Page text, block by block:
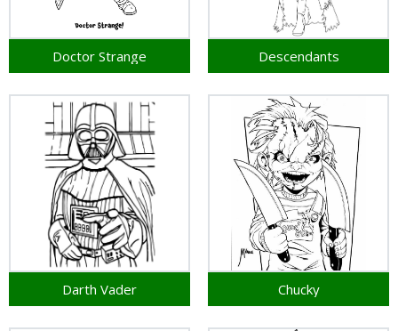
Doctor Strange Descendants
Darth Vader Chucky